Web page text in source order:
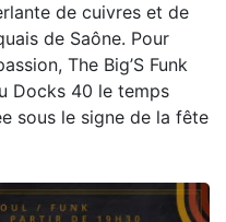
de cuivres et de
de Saône. Pour
The Big’S Funk
Docks 40 le temps
sous le signe de la fête